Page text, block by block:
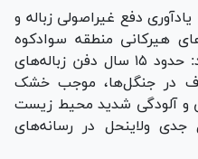
دفع غیراصولی زباله و
هیرکانی منطقه سوادکوه
شمالی طی سال‌های اخیر، افزود: حدود ۱۵ سال دفن زباله‌های
در جنگل‌ها، موجب خشک
و آلودگی شدید محیط زیست
ولاینحل در رسانه‌های